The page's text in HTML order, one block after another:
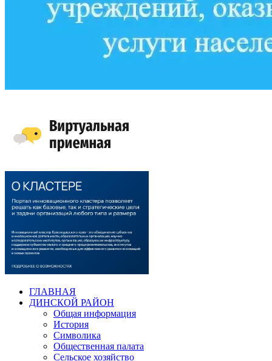
ГЛАВНАЯ
ДИНСКОЙ РАЙОН
Общая информация
История
Символика
Общественная палата
Сельское хозяйство